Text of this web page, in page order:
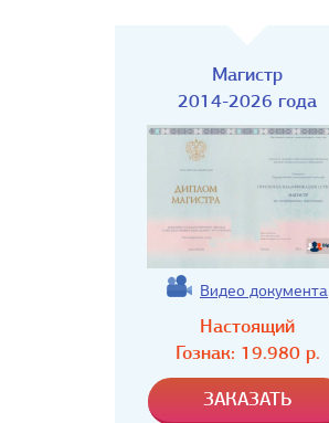
Магистр
2014-2026 года
Видео документа
Настоящий
Гознак: 19.980р.